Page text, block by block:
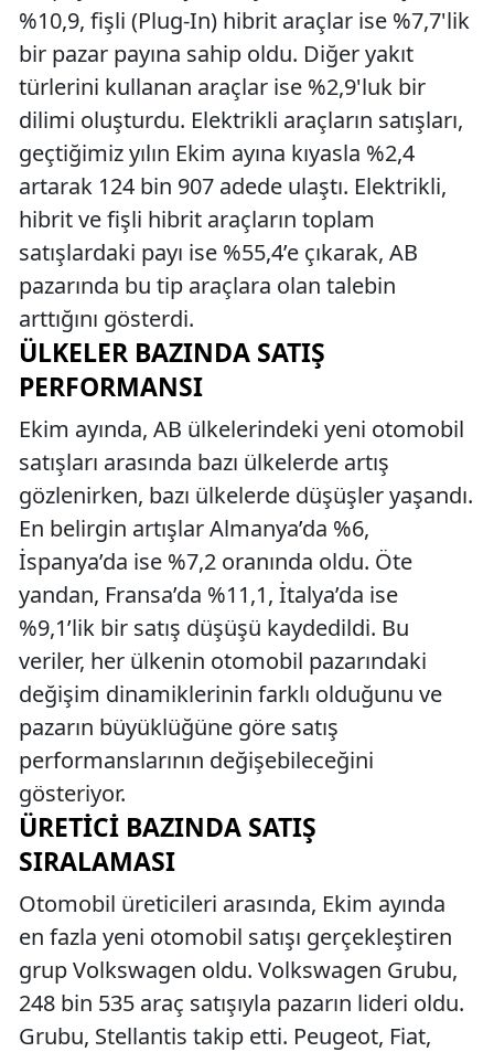
%10,9, fişli (Plug-In) hibrit araçlar ise %7,7'lik
bir pazar payına sahip oldu. Diğer yakıt
türlerini kullanan araçlar ise %2,9'luk bir
dilimi oluşturdu. Elektrikli araçların satışları,
geçtiğimiz yılın Ekim ayına kıyasla %2,4
artarak 124 bin 907 adede ulaştı. Elektrikli,
hibrit ve fişli hibrit araçların toplam
satışlardaki payı ise %55,4’e çıkarak, AB
pazarında bu tip araçlara olan talebin
arttığını gösterdi.
ÜLKELER BAZINDA SATIŞ
PERFORMANSI
Ekim ayında, AB ülkelerindeki yeni otomobil
satışları arasında bazı ülkelerde artış
gözlenirken, bazı ülkelerde düşüşler yaşandı.
En belirgin artışlar Almanya’da %6,
İspanya’da ise %7,2 oranında oldu. Öte
yandan, Fransa’da %11,1, İtalya’da ise
%9,1’lik bir satış düşüşü kaydedildi. Bu
veriler, her ülkenin otomobil pazarındaki
değişim dinamiklerinin farklı olduğunu ve
pazarın büyüklüğüne göre satış
performanslarının değişebileceğini
gösteriyor.
ÜRETICI BAZINDA SATIŞ
SIRALAMASI
Otomobil üreticileri arasında, Ekim ayında
en fazla yeni otomobil satışı gerçekleştiren
grup Volkswagen oldu. Volkswagen Grubu,
248 bin 535 araç satışıyla pazarın lideri oldu.
Grubu, Stellantis takip etti. Peugeot, Fiat,